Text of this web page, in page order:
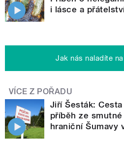
i lásce a
Jak nás naladíte
VÍCE Z POŘADU
Jiří Šesták:
příběh ze
hraniční Šumavy